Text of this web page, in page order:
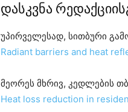
დასკვნა
უპირველესად, სითბური
Radiant barriers and heat
მეორეს მხრივ, კედლების
Heat loss reduction in